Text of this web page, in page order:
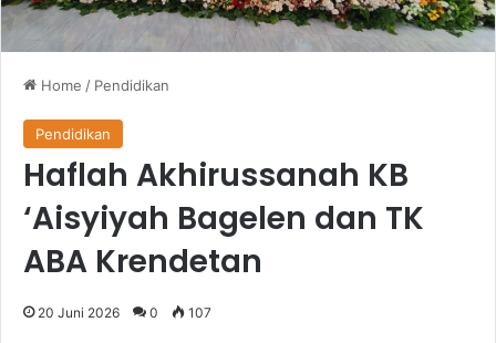
Home / Pendidikan
Pendidikan
Haflah Akhirussanah KB
‘Aisyiyah Bagelen dan TK
ABA Krendetan
20 Juni 2026 0 107